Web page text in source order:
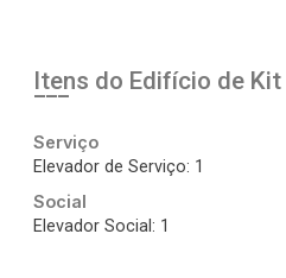
Itens do Edifício de Kit
Serviço
Elevador de Serviço: 1
Social
Elevador Social: 1